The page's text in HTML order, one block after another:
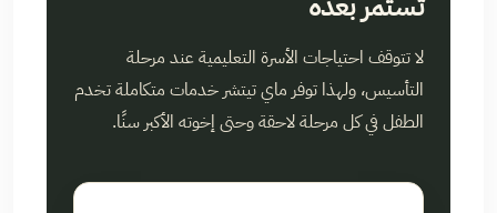
لا تتوقف احتياجات الأسرة التعليمية عند مرحلة
التأسيس، ولهذا توفر ماي تيتشر خدمات متكاملة تخدم
الطفل في كل مرحلة لاحقة وحتى إخوته الأكبر سنًا.